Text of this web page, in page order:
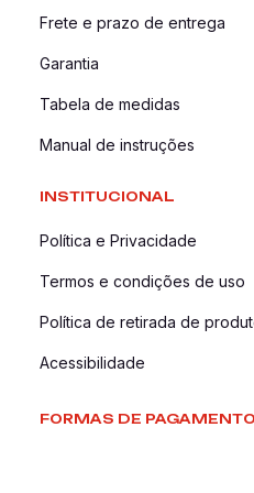
Frete e prazo de entrega
Garantia
Tabela de medidas
Manual de instruções
INSTITUCIONAL
Política e Privacidade
Termos e condições de uso
Política de retirada de
Acessibilidade
FORMAS DE PAGAMENTO